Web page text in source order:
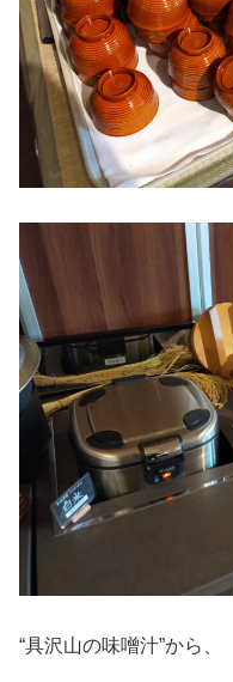
“具沢山の味噌汁”から、